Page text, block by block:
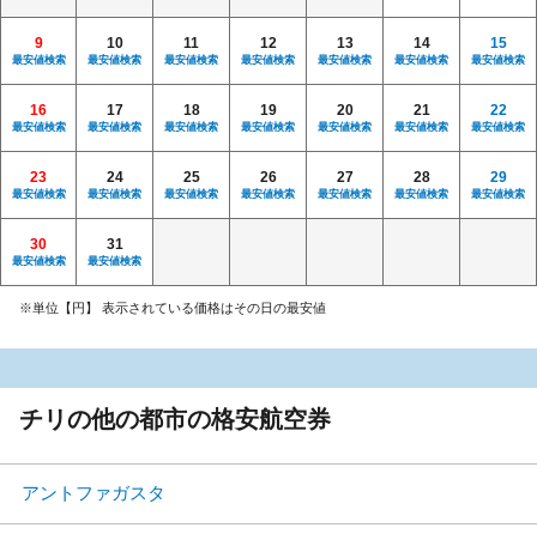
9
最安値検索
10
最安値検索
11
最安値検索
12
最安値検索
13
最安値検索
14
最安値検索
15
最安値検索
16
最安値検索
17
最安値検索
18
最安値検索
19
最安値検索
20
最安値検索
21
最安値検索
22
最安値検索
23
最安値検索
24
最安値検索
25
最安値検索
26
最安値検索
27
最安値検索
28
最安値検索
29
最安値検索
30
最安値検索
31
最安値検索
※単位【円】 表示されている価格はその日の最安値
チリの他の都市の格安航空券
アントファガスタ